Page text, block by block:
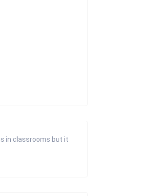
in classrooms but it